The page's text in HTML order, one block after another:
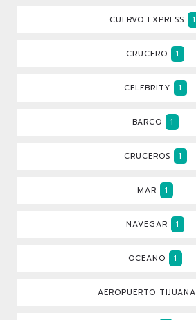
CUERVO EXPRESS 1
CRUCERO 1
CELEBRITY 1
BARCO 1
CRUCEROS 1
MAR 1
NAVEGAR 1
OCEANO 1
AEROPUERTO TIJUANA